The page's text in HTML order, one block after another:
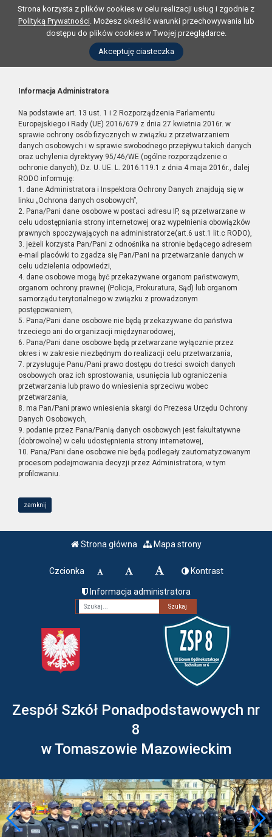
Strona korzysta z plików cookies w celu realizacji usług i zgodnie z
Polityką Prywatności. Możesz określić warunki przechowywania lub
dostępu do plików cookies w Twojej przeglądarce.
Akceptuję ciasteczka
Informacja Administratora
Na podstawie art. 13 ust. 1 i 2 Rozporządzenia Parlamentu
Europejskiego i Rady (UE) 2016/679 z dnia 27 kwietnia 2016r. w
sprawie ochrony osób fizycznych w związku z przetwarzaniem
danych osobowych i w sprawie swobodnego przepływu takich danych
oraz uchylenia dyrektywy 95/46/WE (ogólne rozporządzenie o
ochronie danych), Dz. U. UE. L. 2016.119.1 z dnia 4 maja 2016r., dalej
RODO informuję:
1. dane Administratora i Inspektora Ochrony Danych znajdują się w
linku „Ochrona danych osobowych”,
2. Pana/Pani dane osobowe w postaci adresu IP, są przetwarzane w
celu udostępniania strony internetowej oraz wypełnienia obowiązków
prawnych spoczywających na administratorze(art.6 ust.1 lit.c RODO),
3. jeżeli korzysta Pan/Pani z odnośnika na stronie będącego adresem
e-mail placówki to zgadza się Pan/Pani na przetwarzanie danych w
celu udzielenia odpowiedzi,
4. dane osobowe mogą być przekazywane organom państwowym,
organom ochrony prawnej (Policja, Prokuratura, Sąd) lub organom
samorządu terytorialnego w związku z prowadzonym
postępowaniem,
5. Pana/Pani dane osobowe nie będą przekazywane do państwa
trzeciego ani do organizacji międzynarodowej,
6. Pana/Pani dane osobowe będą przetwarzane wyłącznie przez
okres i w zakresie niezbędnym do realizacji celu przetwarzania,
7. przysługuje Panu/Pani prawo dostępu do treści swoich danych
osobowych oraz ich sprostowania, usunięcia lub ograniczenia
przetwarzania lub prawo do wniesienia sprzeciwu wobec
przetwarzania,
8. ma Pan/Pani prawo wniesienia skargi do Prezesa Urzędu Ochrony
Danych Osobowych,
9. podanie przez Pana/Panią danych osobowych jest fakultatywne
(dobrowolne) w celu udostępnienia strony internetowej,
10. Pana/Pani dane osobowe nie będą podlegały zautomatyzowanym
procesom podejmowania decyzji przez Administratora, w tym
profilowaniu.
zamknij
Strona główna Mapa strony
Czcionka Kontrast
Informacja administratora
Fraza
Zespół Szkół Ponadpodstawowych nr
8
w Tomaszowie Mazowieckim